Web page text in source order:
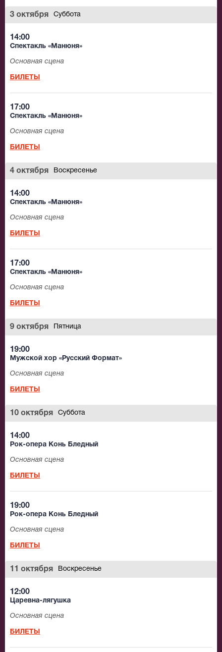
3 октября Суббота
14:00
Спектакль «Манюня»
Основная сцена
БИЛЕТЫ
17:00
Спектакль «Манюня»
Основная сцена
БИЛЕТЫ
4 октября Воскресенье
14:00
Спектакль «Манюня»
Основная сцена
БИЛЕТЫ
17:00
Спектакль «Манюня»
Основная сцена
БИЛЕТЫ
9 октября Пятница
19:00
Мужской хор «Русский Формат»
Основная сцена
БИЛЕТЫ
10 октября Суббота
14:00
Рок-опера Конь Бледный
Основная сцена
БИЛЕТЫ
19:00
Рок-опера Конь Бледный
Основная сцена
БИЛЕТЫ
11 октября Воскресенье
12:00
Царевна-лягушка
Основная сцена
БИЛЕТЫ